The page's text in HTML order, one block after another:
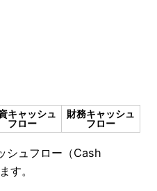
キャッシュ
フロー
財務キャッシュ
フロー
シュフロー（Cash
す。